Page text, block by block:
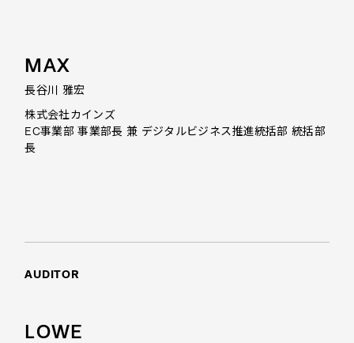
MAX
長谷川 雅宏
株式会社カインズ
EC事業部 事業部長 兼 デジタルビジネス推進統括部 統括部
長
AUDITOR
LOWE